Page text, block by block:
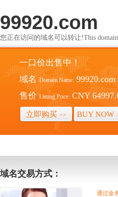
99920.com
您正在访问的域名可以转让!This domain
一口价出售中！
域名 Domain Name: 99920.com
售价 Listing Price: CNY
立即购买 >> BUY NOW
域名交易方式：
通过金